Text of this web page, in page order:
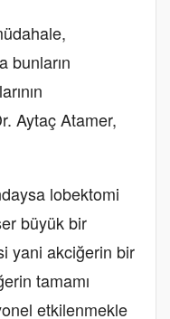
bunların
Aytaç Atamer,
lobektomi
büyük bir
yani akciğerin bir
tamamı
etkilenmekle